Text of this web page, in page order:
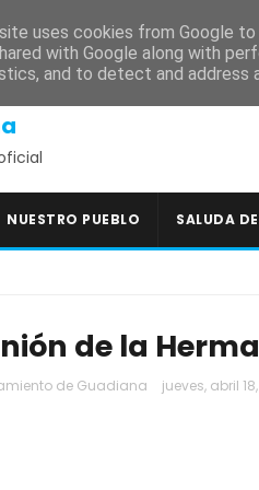
PORTAL DE
NUESTRO PUEBLO SALUDA
de la
de Guadiana jueves, abril
uses cookies from Google
with Google along with
and to detect and address